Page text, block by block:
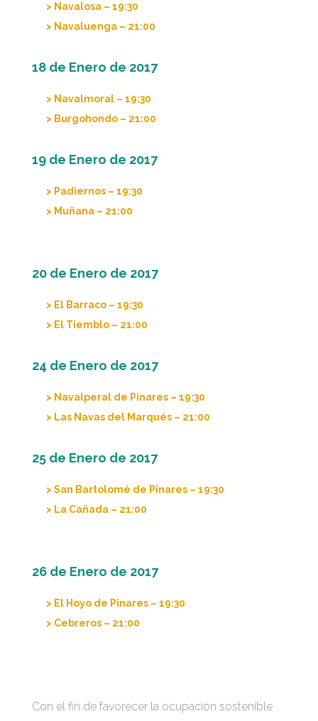
> Navalosa – 19:30
> Navaluenga – 21:00
18 de Enero de 2017
> Navalmoral – 19:30
> Burgohondo – 21:00
19 de Enero de 2017
> Padiernos – 19:30
> Muñana – 21:00
20 de Enero de 2017
> El Barraco – 19:30
> El Tiemblo – 21:00
24 de Enero de 2017
> Navalperal de Pinares – 19:30
> Las Navas del Marqués – 21:00
25 de Enero de 2017
> San Bartolomé de Pinares – 19:30
> La Cañada – 21:00
26 de Enero de 2017
> El Hoyo de Pinares – 19:30
> Cebreros – 21:00
Con el fin de favorecer la ocupación sostenible